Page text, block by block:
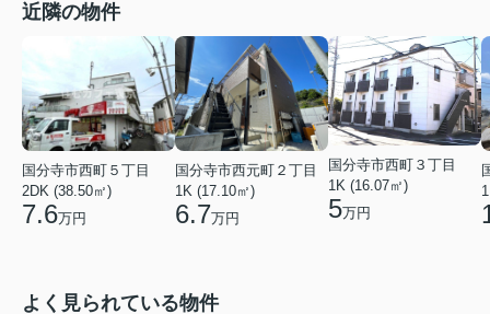
近隣の物件
国分寺市西町５丁目
2DK (38.50㎡)
7.6万円
国分寺市西元町２丁目
1K (17.10㎡)
6.7万円
国分寺市西町３丁目
1K (16.07㎡)
5万円
よく見られている物件